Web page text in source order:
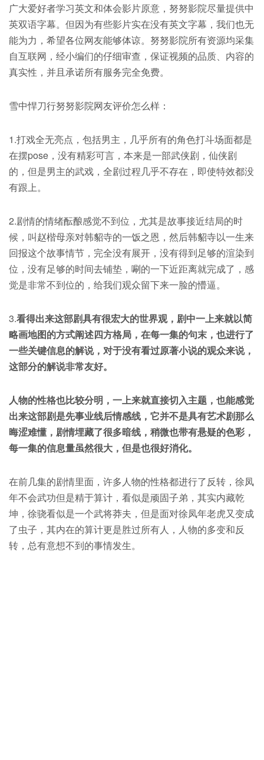
广大爱好者学习英文和体会影片原意，努努影院尽量提供中
英双语字幕。但因为有些影片实在没有英文字幕，我们也无
能为力，希望各位网友能够体谅。努努影院所有资源均采集
自互联网，经小编们的仔细审查，保证视频的品质、内容的
真实性，并且承诺所有服务完全免费。
雪中悍刀行努努影院网友评价怎么样：
1.打戏全无亮点，包括男主，几乎所有的角色打斗场面都是
在摆pose，没有精彩可言，本来是一部武侠剧，仙侠剧
的，但是男主的武戏，全剧过程几乎不存在，即使特效都没
有跟上。
2.剧情的情绪酝酿感觉不到位，尤其是故事接近结局的时
候，叫赵楷母亲对韩貂寺的一饭之恩，然后韩貂寺以一生来
回报这个故事情节，完全没有展开，没有得到足够的渲染到
位，没有足够的时间去铺垫，唰的一下近距离就完成了，感
觉是非常不到位的，给我们观众留下来一脸的懵逼。
3.看得出来这部剧具有很宏大的世界观，剧中一上来就以简
略画地图的方式阐述四方格局，在每一集的句末，也进行了
一些关键信息的解说，对于没有看过原著小说的观众来说，
这部分的解说非常友好。
人物的性格也比较分明，一上来就直接切入主题，也能感觉
出来这部剧是先事业线后情感线，它并不是具有艺术剧那么
晦涩难懂，剧情埋藏了很多暗线，稍微也带有悬疑的色彩，
每一集的信息量虽然很大，但是也很好消化。
在前几集的剧情里面，许多人物的性格都进行了反转，徐凤
年不会武功但是精于算计，看似是顽固子弟，其实内藏乾
坤，徐骁看似是一个武将莽夫，但是面对徐凤年老虎又变成
了虫子，其内在的算计更是胜过所有人，人物的多变和反
转，总有意想不到的事情发生。